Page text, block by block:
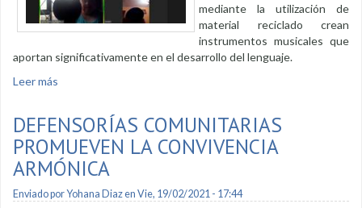
mediante la utilización de
material reciclado crean
instrumentos musicales que
aportan significativamente en el desarrollo del lenguaje.
Leer más
DEFENSORÍAS COMUNITARIAS
PROMUEVEN LA CONVIVENCIA
ARMÓNICA
Enviado porYohana Diazen Vie, 19/02/2021 - 17:44